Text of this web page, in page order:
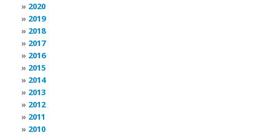
2020
2019
2018
2017
2016
2015
2014
2013
2012
2011
2010